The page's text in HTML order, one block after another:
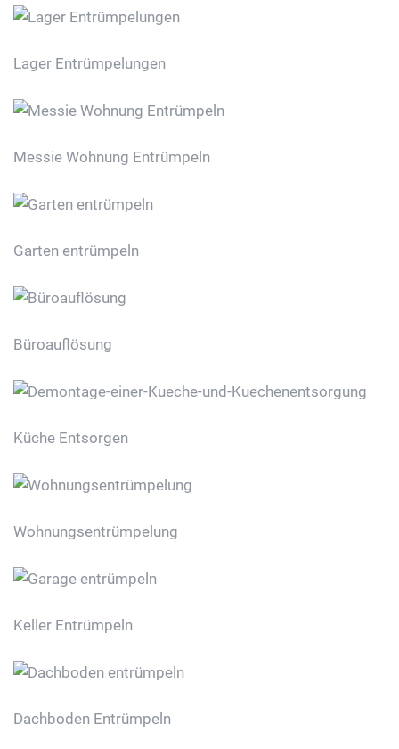
Lager Entrümpelungen
Messie Wohnung Entrümpeln
Garten entrümpeln
Büroauflösung
Küche Entsorgen
Wohnungsentrümpelung
Keller Entrümpeln
Dachboden Entrümpeln